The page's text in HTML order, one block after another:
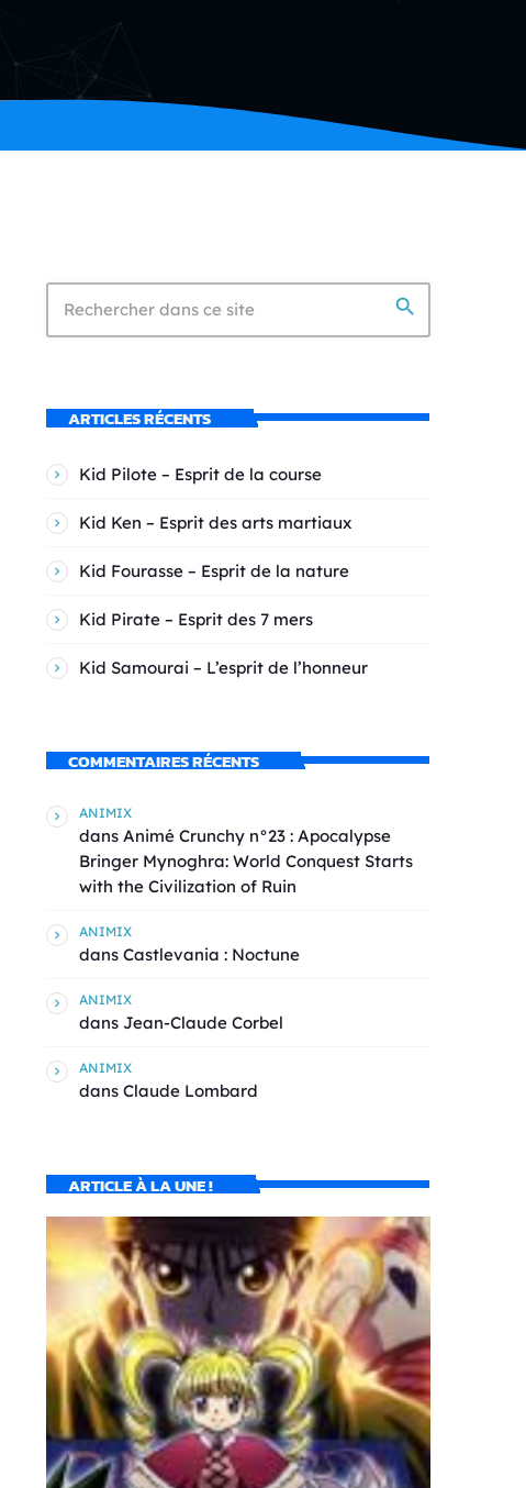
search
ARTICLES RÉCENTS
Kid Pilote – Esprit de la course
Kid Ken – Esprit des arts martiaux
Kid Fourasse – Esprit de la nature
Kid Pirate – Esprit des 7 mers
Kid Samourai – L’esprit de l’honneur
COMMENTAIRES RÉCENTS
ANIMIX
dans Animé Crunchy n°23 : Apocalypse
Bringer Mynoghra: World Conquest Starts
with the Civilization of Ruin
ANIMIX
dans Castlevania : Noctune
ANIMIX
dans Jean-Claude Corbel
ANIMIX
dans Claude Lombard
ARTICLE À LA UNE !